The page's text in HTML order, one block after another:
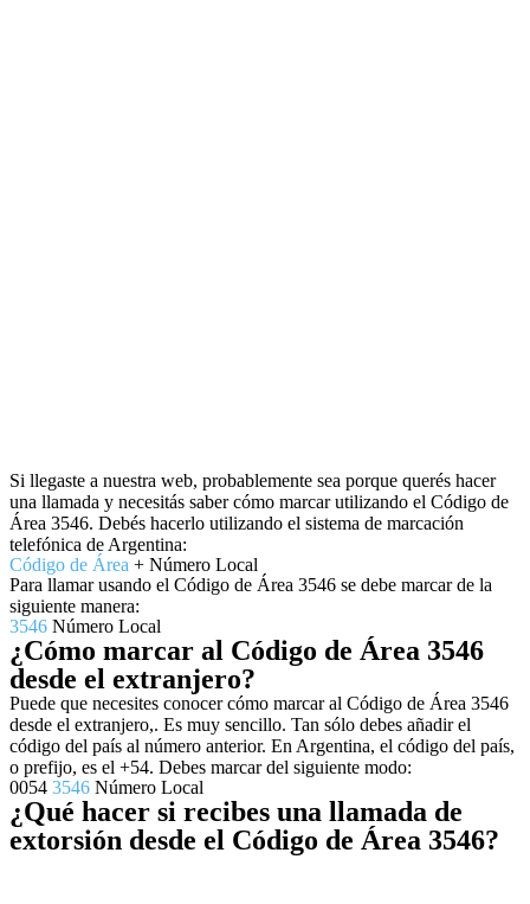
Si llegaste a nuestra web, probablemente sea porque querés hacer
una llamada y necesitás saber cómo marcar utilizando el Código de
Área 3546. Debés hacerlo utilizando el sistema de marcación
telefónica de Argentina:
Código de Área + Número Local
Para llamar usando el Código de Área 3546 se debe marcar de la
siguiente manera:
3546 Número Local
¿Cómo marcar al Código de Área 3546
desde el extranjero?
Puede que necesites conocer cómo marcar al Código de Área 3546
desde el extranjero,. Es muy sencillo. Tan sólo debes añadir el
código del país al número anterior. En Argentina, el código del país,
o prefijo, es el +54. Debes marcar del siguiente modo:
0054 3546 Número Local
¿Qué hacer si recibes una llamada de
extorsión desde el Código de Área 3546?